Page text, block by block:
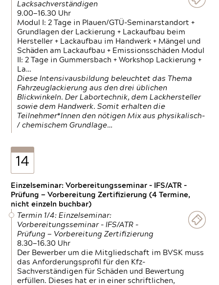
Lacksachverständigen
9.00—16.30 Uhr
Modul I: 2 Tage in Plauen/GTÜ-Seminarstandort +
Grundlagen der Lackierung + Lackaufbau beim
Hersteller + Lackaufbau im Handwerk + Mängel und
Schäden am Lackaufbau + Emissionsschäden Modul
II: 2 Tage in Gummersbach + Workshop Lackierung +
La…
Diese Intensivausbildung beleuchtet das Thema
Fahrzeuglackierung aus den drei üblichen
Blickwinkeln. Der Labortechnik, dem Lackhersteller
sowie dem Handwerk. Somit erhalten die
Teilnehmer*Innen den nötigen Mix aus physikalisch-
/ chemischem Grundlage…
14
Einzelseminar: Vorbereitungsseminar - IFS/ATR -
Prüfung — Vorbereitung Zertifizierung (4 Termine,
nicht einzeln buchbar)
Termin 1/4: Einzelseminar:
Vorbereitungsseminar - IFS/ATR -
Prüfung — Vorbereitung Zertifizierung
8.30—16.30 Uhr
Der Bewerber um die Mitgliedschaft im BVSK muss
das Anforderungsprofil für den Kfz-
Sachverständigen für Schäden und Bewertung
erfüllen. Dieses hat er in einer schriftlichen,